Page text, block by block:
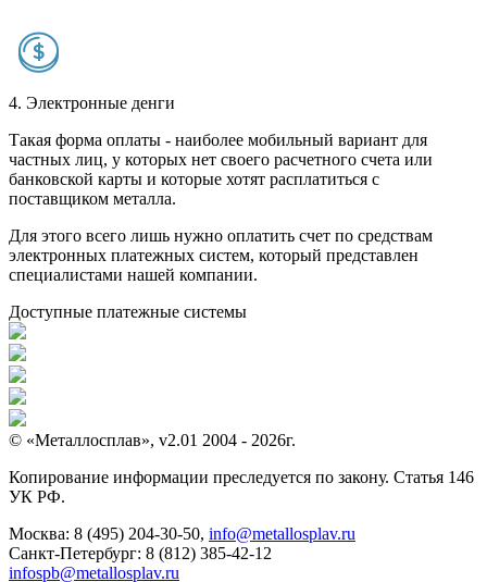
4. Электронные денги
Такая форма оплаты - наиболее мобильный вариант для
частных лиц, у которых нет своего расчетного счета или
банковской карты и которые хотят расплатиться с
поставщиком металла.
Для этого всего лишь нужно оплатить счет по средствам
электронных платежных систем, который представлен
специалистами нашей компании.
Доступные платежные системы
© «Металлосплав», v2.01 2004 - 2026г.
Копирование информации преследуется по закону. Статья 146
УК РФ.
Москва: 8 (495) 204-30-50, info@metallosplav.ru
Санкт-Петербург: 8 (812) 385-42-12
infospb@metallosplav.ru